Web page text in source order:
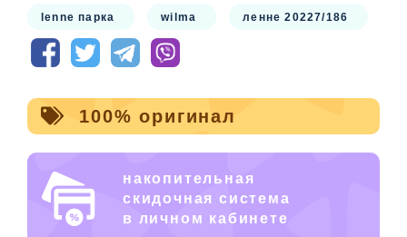
lenne парка wilma ленне 20227/186
100% оригинал
накопительная
скидочная система
в личном кабинете